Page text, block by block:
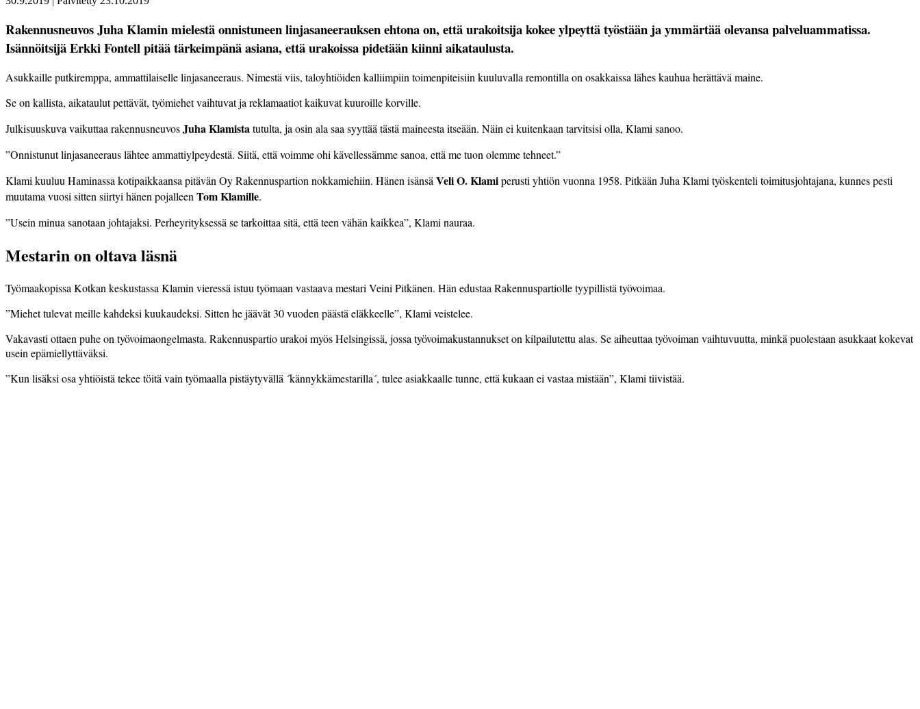
Rakennusneuvos Juha Klamin mielestä onnistuneen linjasaneerauksen ehtona on, että urakoitsija kokee ylpeyttä työstään ja ymmärtää olevansa palveluammatissa.
Isännöitsijä Erkki Fontell pitää tärkeimpänä asiana, että urakoissa pidetään kiinni aikataulusta.
Asukkaille putkiremppa, ammattilaiselle linjasaneeraus. Nimestä viis, taloyhtiöiden kalliimpiin toimenpiteisiin kuuluvalla remontilla on osakkaissa lähes kauhua herättävä maine.
Se on kallista, aikataulut pettävät, työmiehet vaihtuvat ja reklamaatiot kaikuvat kuuroille korville.
Julkisuuskuva vaikuttaa rakennusneuvosJuha Klamistatutulta, ja osin ala saa syyttää tästä maineesta itseään. Näin ei kuitenkaan tarvitsisi olla, Klami sanoo.
”Onnistunut linjasaneeraus lähtee ammattiylpeydestä. Siitä, että voimme ohi kävellessämme sanoa, että me tuon olemme tehneet.”
Klami kuuluu Haminassa kotipaikkaansa pitävän Oy Rakennuspartion nokkamiehiin. Hänen isänsä Veli O. Klamiperusti yhtiön vuonna 1958. Pitkään Juha Klami työskenteli toimitusjohtajana, kunnes pesti
muutama vuosi sitten siirtyi hänen pojalleen Tom Klamille.
”Usein minua sanotaan johtajaksi. Perheyrityksessä se tarkoittaa sitä, että teen vähän kaikkea”, Klami nauraa.
Mestarin on oltava läsnä
Työmaakopissa Kotkan keskustassa Klamin vieressä istuu työmaan vastaava mestari Veini Pitkänen. Hän edustaa Rakennuspartiolle tyypillistä työvoimaa.
”Miehet tulevat meille kahdeksi kuukaudeksi. Sitten he jäävät 30 vuoden päästä eläkkeelle”, Klami veistelee.
Vakavasti ottaen puhe on työvoimaongelmasta. Rakennuspartio urakoi myös Helsingissä, jossa työvoimakustannukset on kilpailutettu alas. Se aiheuttaa työvoiman vaihtuvuutta, minkä puolestaan asukkaat kokevat
usein epämiellyttäväksi.
”Kun lisäksi osa yhtiöistä tekee töitä vain työmaalla pistäytyvällä ´kännykkämestarilla´, tulee asiakkaalle tunne, että kukaan ei vastaa mistään”, Klami tiivistää.